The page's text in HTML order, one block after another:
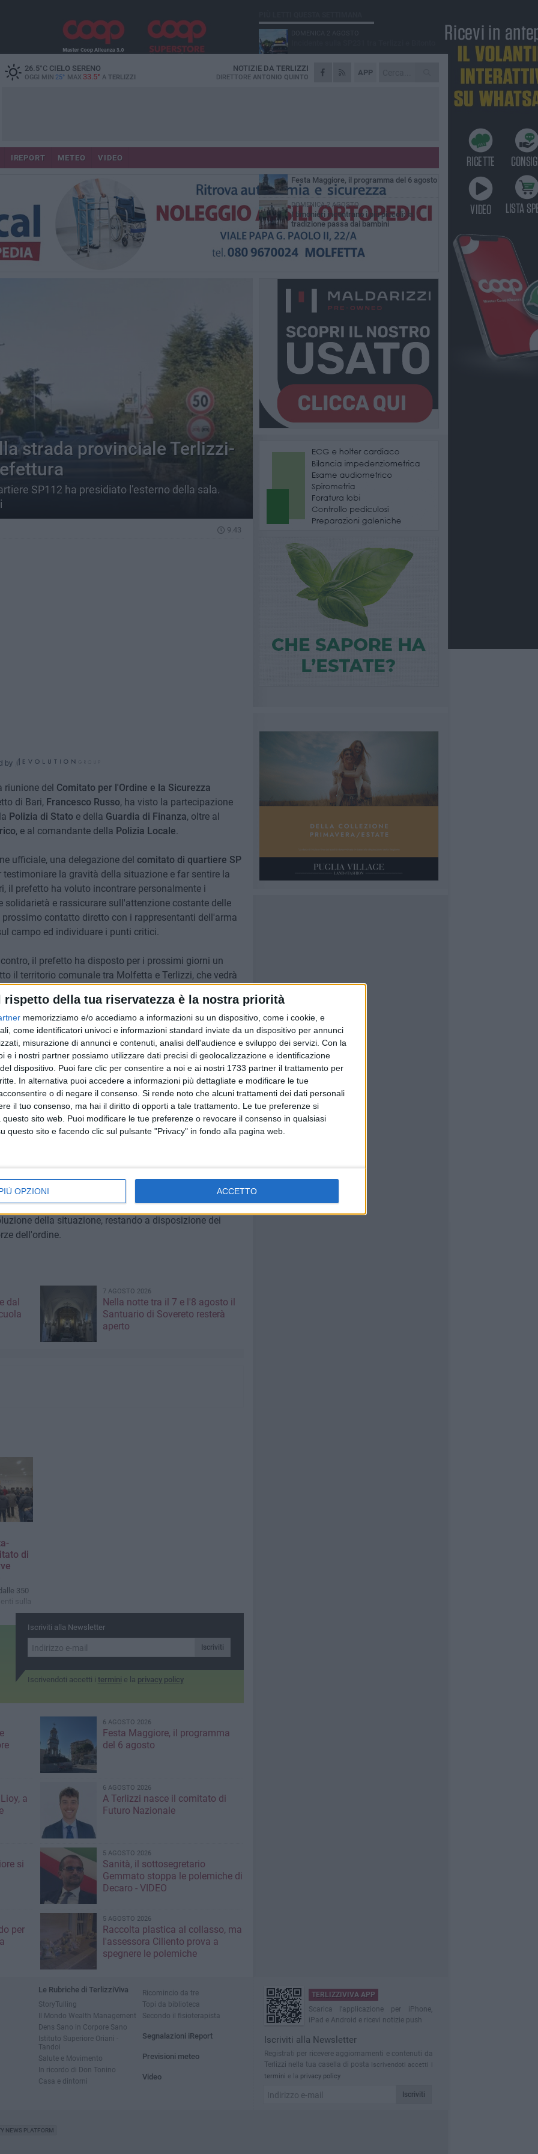
rispetto della tua riservatezza è la nostra priorità
memorizziamo e/o accediamo a informazioni su un dispositivo, come i cookie, e
come identificatori univoci e informazioni standard inviate da un dispositivo per annunci
misurazione di annunci e contenuti, analisi dell'audience e sviluppo dei servizi. Con la
e i nostri partner possiamo utilizzare dati precisi di geolocalizzazione e identificazione
dispositivo. Puoi fare clic per consentire a noi e ai nostri 1733 partner il trattamento per
In alternativa puoi accedere a informazioni più dettagliate e modificare le tue
o di negare il consenso. Si rende noto che alcuni trattamenti dei dati personali
il tuo consenso, ma hai il diritto di opporti a tale trattamento. Le tue preferenze si
sito web. Puoi modificare le tue preferenze o revocare il consenso in qualsiasi
questo sito e facendo clic sul pulsante "Privacy" in fondo alla pagina web.
OPZIONI ACCETTO
26.5°CCIELO SERENO
OGGI MIN 25° MAX 33.5° A TERLIZZI
APP
NOTIZIE DA TERLIZZI
DIRETTORE ANTONIO QUINTO
IREPORT METEO VIDEO
strada provinciale Terlizzi-
SP112 ha presidiato l’esterno della sala.
9.43
by
riunione del Comitato per l'Ordine e la Sicurezza
di Bari, Francesco Russo, ha visto la partecipazione
Polizia di Statoe della Guardia di Finanza, oltre al
, e al comandante della Polizia Locale.
ufficiale, una delegazione del comitato di quartiere SP
la gravità della situazione e far sentire la
il prefetto ha voluto incontrare personalmente i
solidarietà e rassicurare sull'attenzione costante delle
contatto diretto con i rappresentanti dell'arma
campo ed individuare i punti critici.
il prefetto ha disposto per i prossimi giorni un
il territorio comunale tra Molfetta e Terlizzi, che vedrà
con l'incremento delle pattuglie sperato, il
autofinanziato dai cittadini e affidato alla
una protezione ancora più capillare del
riguarda il divario tra i reati percepiti e quelli
per furti, tentativi di furto e danneggiamenti risulta
effettive dei cittadini. Attualmente, la quasi totalità
degli istituti di vigilanza privata.
il presidente del comitato di quartiere
reale gravità della situazione. Questo rende
l'invio di ulteriori risorse e pattuglie permanenti.
ottenere la sicurezza che meritiamo».
della situazione, restando a disposizione dei
dell'ordine.
dal
7 AGOSTO 2026
Nella notte tra il 7 e l'8 agosto il
Santuario di Sovereto resterà
aperto
di
350
sulla
Iscriviti alla Newsletter
Iscriviti
Iscrivendoti accetti i termini e la privacy policy
6 AGOSTO 2026
Festa Maggiore, il programma
del 6 agosto
a
6 AGOSTO 2026
A Terlizzi nasce il comitato di
Futuro Nazionale
si
5 AGOSTO 2026
Sanità, il sottosegretario
Gemmato stoppa le polemiche di
Decaro - VIDEO
per
5 AGOSTO 2026
Raccolta plastica al collasso, ma
l'assessora Ciliento prova a
spegnere le polemiche
LUNEDÌ 3 AGOSTO
Gatto senza vita sul marciapiede: macabro
Mini Carro, una tradizione che guarda al
GIOVEDÌ 6 AGOSTO
Festa Maggiore, il programma del 6 agosto
DOMENICA 2 AGOSTO
I timonieri incontrano i più piccoli: la
tradizione passa dai bambini
Le Rubriche di TerlizziViva
StoryTulling
Il Mondo Wealth Management
Dens Sano in Corpore Sano
Istituto Superiore Oriani -
Tandoi
Salute e Movimento
In ricordo di Don Tonino
Casa e dintorni
Ricomincio da tre
Topi da biblioteca
Secondo il fisioterapista
Segnalazioni iReport
Previsioni meteo
Video
TERLIZZIVIVA APP
Scarica l'applicazione per iPhone,
iPad e Android e ricevi notizie push
Iscriviti alla Newsletter
Registrati per ricevere aggiornamenti e contenuti da
Terlizzi nella tua casella di posta Iscrivendoti accetti i
termini e la privacy policy
Iscriviti
NEWS PLATFORM